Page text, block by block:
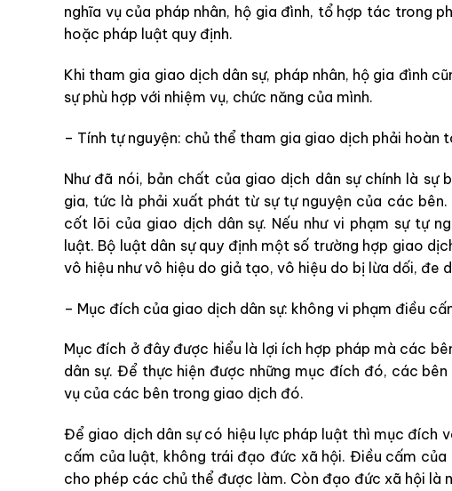
nghĩa vụ của pháp nhân, hộ gia đình, tổ hợp tác trong
hoặc pháp luật quy định.
Khi tham gia giao dịch dân sự, pháp nhân, hộ gia đình
sự phù hợp với nhiệm vụ, chức năng của mình.
– Tính tự nguyện: chủ thể tham gia giao dịch phải hoàn
Như đã nói, bản chất của giao dịch dân sự chính là
gia, tức là phải xuất phát từ sự tự nguyện của các
cốt lõi của giao dịch dân sự. Nếu như vi phạm sự tự
luật. Bộ luật dân sự quy định một số trường hợp giao
vô hiệu như vô hiệu do giả tạo, vô hiệu do bị lừa dối, đe
– Mục đích của giao dịch dân sự: không vi phạm điều
Mục đích ở đây được hiểu là lợi ích hợp pháp mà các
dân sự. Để thực hiện được những mục đích đó, các
vụ của các bên trong giao dịch đó.
Để giao dịch dân sự có hiệu lực pháp luật thì mục đích
cấm của luật, không trái đạo đức xã hội. Điều cấm
cho phép các chủ thể được làm. Còn đạo đức xã hội là